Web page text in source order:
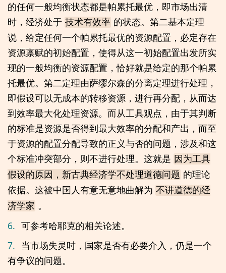
的任何一般均衡状态都是帕累托最优，即市场出清
时，经济处于 技术有效率 的状态。第二基本定理
说，给定任何一个帕累托最优的资源配置，必定存在
资源禀赋的初始配置，使得从这一初始配置出发所实
现的一般均衡的资源配置，恰好就是给定的那个帕累
托最优。第二定理由萨缪尔森的分离定理进行处理，
即假设可以无成本的转移资源，进行再分配，从而达
到效率最大化处理资源。而从工具观点，由于其判断
的标准是资源是否得到最大效率的分配和产出，而至
于资源的配置分配导致的正义与否的问题，涉及和这
个标准冲突部分，则不进行处理。这就是 因为工具
假设的原因，新古典经济学不处理道德问题 的理论
依据。这被中国人有意无意地曲解为 不讲道德的经
济学家 。
6. 可参考哈耶克的相关论述。
7. 当市场失灵时，国家是否有必要介入，仍是一个
有争议的问题。